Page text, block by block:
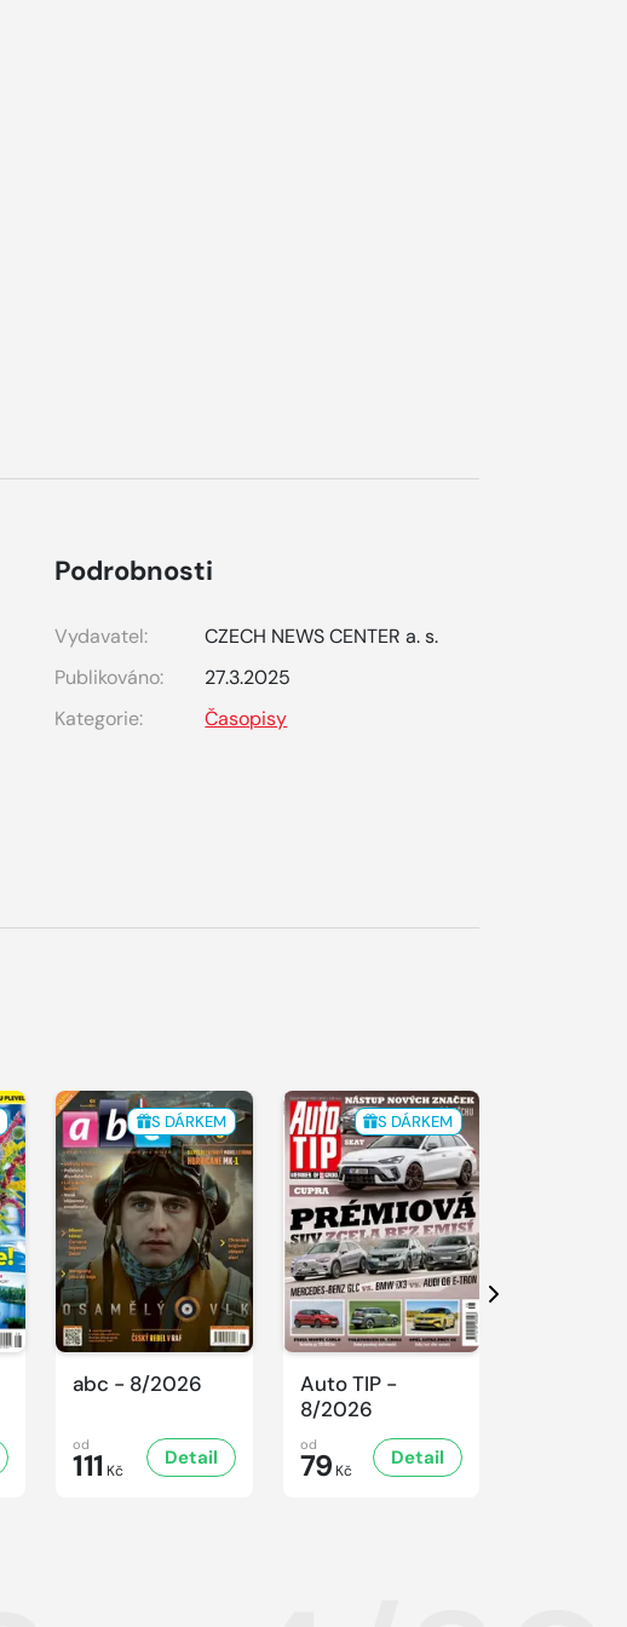
Podrobnosti
Vydavatel:
CZECH NEWS CENTER a. s.
Publikováno:
27.3.2025
Kategorie:
Časopisy
S DÁRKEM
abc - 8/2026
od
111 Kč
Detail
S DÁRKEM
Auto TIP -
8/2026
od
79 Kč
Detail
Další